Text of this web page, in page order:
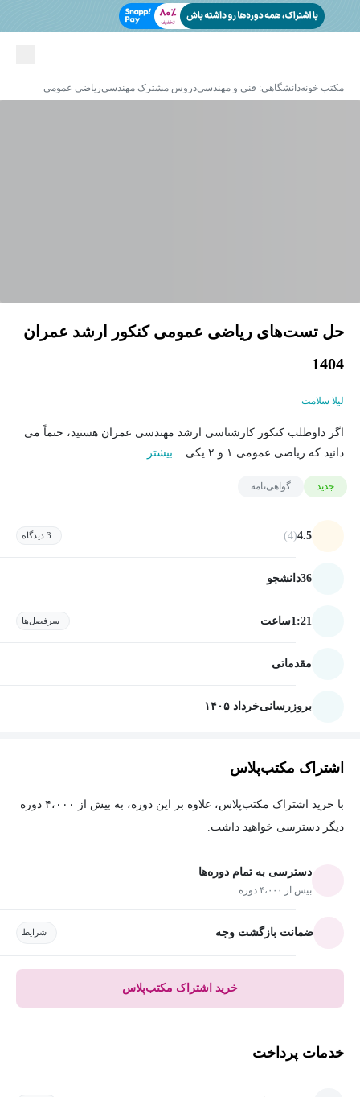
مکتب خونهدانشگاهی: فنی و مهندسیدروس مشترک مهندسیریاضی عمومی
حل تست‌های ریاضی عمومی کنکور ارشد عمران
1404
لیلا سلامت
اگر داوطلب کنکور کارشناسی ارشد مهندسی عمران هستید، حتماً می
دانید که ریاضی عمومی ۱ و ۲ یکی...
بیشتر
جدید گواهی‌نامه
4.5
(4) 3 دیدگاه
36دانشجو
1:21ساعت سرفصل‌ها
مقدماتی
بروزرسانیخرداد ۱۴۰۵
اشتراک مکتب‌پلاس
با خرید اشتراک مکتب‌پلاس، علاوه بر این دوره، به بیش از ۴،۰۰۰ دوره
دیگر دسترسی خواهید داشت.
دسترسی به تمام دوره‌ها
بیش از ۴،۰۰۰ دوره
ضمانت بازگشت وجه شرایط
خرید اشتراک مکتب‌پلاس
خدمات پرداخت